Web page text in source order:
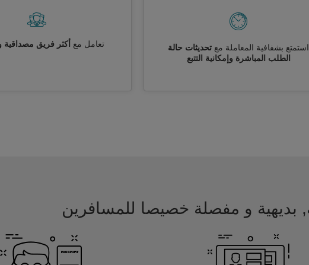
استمتع بشفافية المعاملة مع تحديثات حالة
الطلب المباشرة وإمكانية التتبع
تعامل مع أكثر فريق مصداقية